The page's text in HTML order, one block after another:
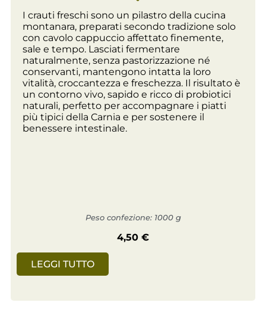
I crauti freschi sono un pilastro della cucina
montanara, preparati secondo tradizione solo
con cavolo cappuccio affettato finemente,
sale e tempo. Lasciati fermentare
naturalmente, senza pastorizzazione né
conservanti, mantengono intatta la loro
vitalità, croccantezza e freschezza. Il risultato è
un contorno vivo, sapido e ricco di probiotici
naturali, perfetto per accompagnare i piatti
più tipici della Carnia e per sostenere il
benessere intestinale.
Peso confezione: 1000 g
4,50 €
LEGGI TUTTO